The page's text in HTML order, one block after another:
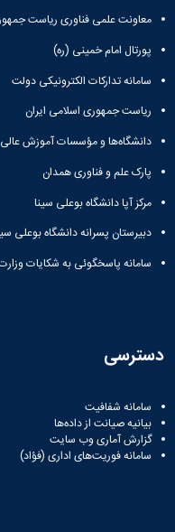
Analysis
دفتر
ارتباط
کارآموزی
مرتبط
بنیاد
ملی
نخبگان
های
دانش
بنیان
فرآیندها
آئین
نامه
های
پژوهشی
فرم
معاونت علمی فناوری ریاست
پورتال امام خمینی (ره)
سامانه تدارکات الکترونیکی دولت
ریاست جمهوری اسلامی ایران
دانشگاه‌ها و مؤسسات آموزش عالی
پارک علم و فناوری همدان
مرکز آپا دانشگاه بوعلی سینا
دبیرستان پسرانه دانشگاه بوعلی
سامانه پاسخگوئی به شکایات
دسترسی
سامانه شفافیت
بیانیه صیانت از داده‌ها
گزارش آماری وب‌ سایت
سامانه فوریت‌های اداری (فؤاد)